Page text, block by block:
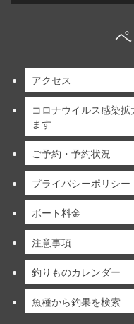
アクセス
コロナウイルス感染
ます
ご予約・予約状況
プライバシーポリシー
ボート料金
注意事項
釣りものカレンダー
魚種から釣果を検索